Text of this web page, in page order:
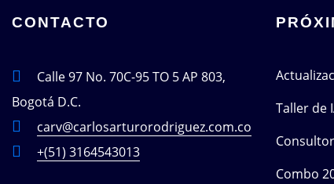
CONTACTO
Calle 97 No. 70C-95 TO 5 AP 803,
Bogotá D.C.
carv@carlosarturorodriguez.com.co
+(51) 3164543013
Taller de
Combo